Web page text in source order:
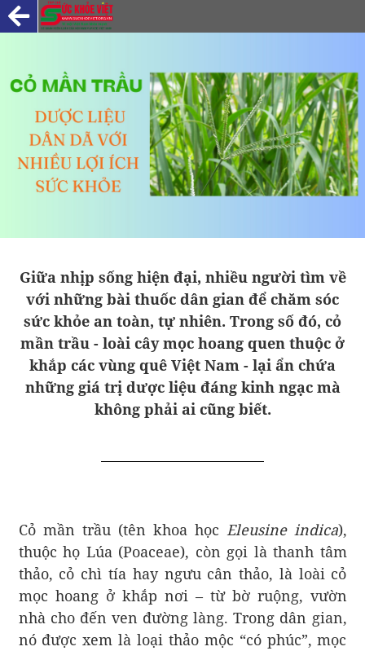
Giữa nhịp sống hiện đại, nhiều người tìm về
với những bài thuốc dân gian để chăm sóc
sức khỏe an toàn, tự nhiên. Trong số đó, cỏ
mần trầu - loài cây mọc hoang quen thuộc ở
khắp các vùng quê Việt Nam - lại ẩn chứa
những giá trị dược liệu đáng kinh ngạc mà
không phải ai cũng biết.
Cỏ mần trầu (tên khoa học Eleusine indica),
thuộc họ Lúa (Poaceae), còn gọi là thanh tâm
thảo, cỏ chì tía hay ngưu cân thảo, là loài cỏ
mọc hoang ở khắp nơi – từ bờ ruộng, vườn
nhà cho đến ven đường làng. Trong dân gian,
nó được xem là loại thảo mộc “có phúc”, mọc